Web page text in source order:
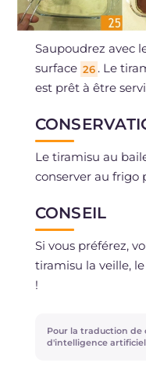
Saupoudrez avec
surface 26 . Le
est prêt à être servi
Le tiramisu au
conserver au frigo
CONSEIL
Si vous préférez,
tiramisu la veille,
!
Si vous ne voulez
pouvez utiliser la
Pour la traduction de
d'intelligence